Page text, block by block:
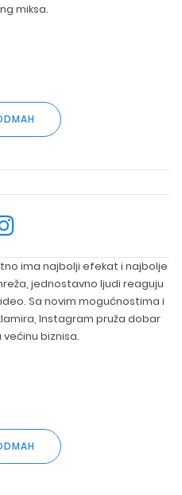
miksa.
ima najbolji efekat i najbolje
jednostavno ljudi reaguju
Sa novim mogućnostima i
Instagram pruža dobar
većinu biznisa.